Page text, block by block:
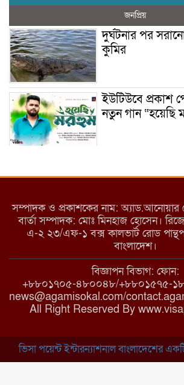
জনপ্রিয়
দুর্ঘটনার পর
কুমির
ইউটিউবে প্রকাশ
নতুন গান “হয়েছি
মরণ নেশা
মাধবপুরে
অনিয়মের অভিযোগ
রাজবাড়ী:
ঝুলন্ত মরদেহ
সম্পাদক ও প্রকাশকের নাম: অ্যাড.আনোয়ার
বার্তা সম্পাদক: মোঃ মিনহাজ হোসেন।
এ-২ ২৩/এফ-১ বক্স কালভার্ট রোড
বাংলাদেশ।
বিজ্ঞাপন বিভাগ: ফোন:
+৮৮০১৭০৫-৪৮০০৪৮/+৮৮০১৫৭৫-
news@agamisokal.com/
All Right Reserved By
ভিসা পয়েন্ট ইন্টারন্যাশনাল বাংলাদেশের